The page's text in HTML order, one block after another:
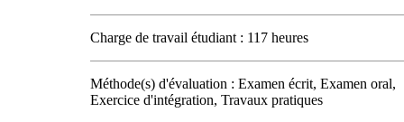
Charge de travail étudiant : 117 heures
Méthode(s) d'évaluation : Examen écrit, Examen oral,
Exercice d'intégration, Travaux pratiques